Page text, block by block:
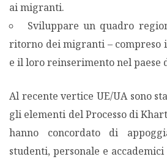
ai migranti.
Sviluppare un quadro
ritorno dei migranti – compreso
e il loro reinserimento nel paese
Al recente vertice UE/UA sono
gli elementi del Processo di
hanno concordato di
studenti, personale e